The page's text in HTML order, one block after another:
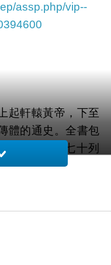
assp.php/vip--
起軒轅黃帝，下至
體的通史。全書包
十世家、七十列
一部體大思精、前
大而深遠，研究文
本書為最新的全注
參考了多種較為通
，凡舊本有錯或斷